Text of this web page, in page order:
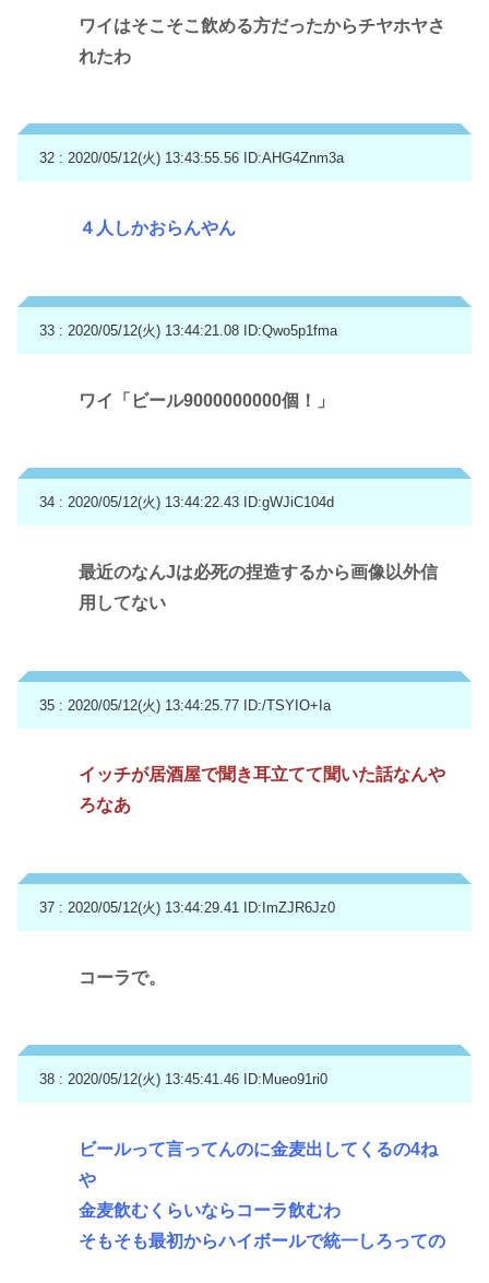
ワイはそこそこ飲める方だったからチヤホヤさ
れたわ
32 : 2020/05/12(火) 13:43:55.56 ID:AHG4Znm3a
４人しかおらんやん
33 : 2020/05/12(火) 13:44:21.08 ID:Qwo5p1fma
ワイ「ビール9000000000個！」
34 : 2020/05/12(火) 13:44:22.43 ID:gWJiC104d
最近のなんJは必死の捏造するから画像以外信
用してない
35 : 2020/05/12(火) 13:44:25.77 ID:/TSYIO+Ia
イッチが居酒屋で聞き耳立てて聞いた話なんや
ろなあ
37 : 2020/05/12(火) 13:44:29.41 ID:ImZJR6Jz0
コーラで。
38 : 2020/05/12(火) 13:45:41.46 ID:Mueo91ri0
ビールって言ってんのに金麦出してくるの4ね
や
金麦飲むくらいならコーラ飲むわ
そもそも最初からハイボールで統一しろっての